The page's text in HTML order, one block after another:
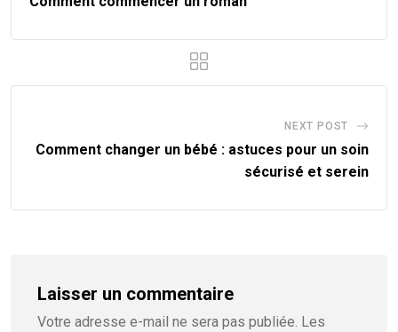
NEXT POST
Comment changer un bébé : astuces pour un soin
sécurisé et serein
Laisser un commentaire
Votre adresse e-mail ne sera pas publiée. Les